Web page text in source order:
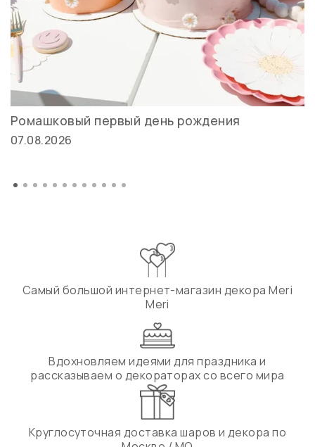
Ромашковый первый день рождения
07.08.2026
Самый большой интернет-магазин декора Meri
Meri
Вдохновляем идеями для праздника и
рассказываем о декораторах со всего мира
Круглосуточная доставка шаров и декора по